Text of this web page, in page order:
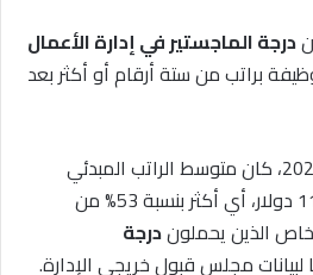
درجة الماجستير في إدارة الأعمال
براتب من ستة أرقام أو أكثر بعد
يبلغ 115,000 دولار، أي أكثر بنسبة 53% من
درجة
مجلس قبول خريجي الإدارة.